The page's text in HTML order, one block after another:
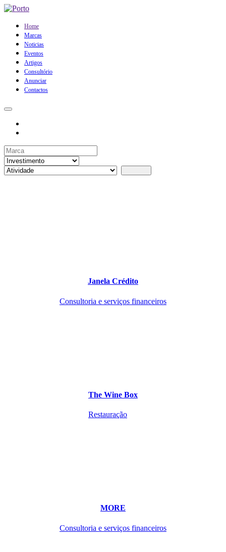
Home
Marcas
Noticias
Eventos
Artigos
Consultório
Anunciar
Contactos
Janela Crédito
Consultoria e serviços financeiros
The Wine Box
Restauração
MORE
Consultoria e serviços financeiros